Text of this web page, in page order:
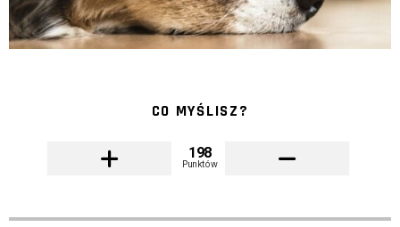
CO MYŚLISZ?
198
Punktów